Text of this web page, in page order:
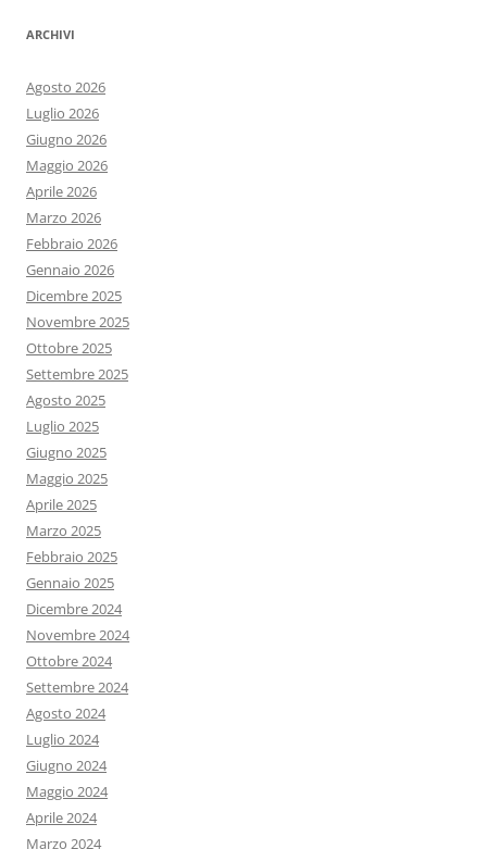
ARCHIVI
Agosto 2026
Luglio 2026
Giugno 2026
Maggio 2026
Aprile 2026
Marzo 2026
Febbraio 2026
Gennaio 2026
Dicembre 2025
Novembre 2025
Ottobre 2025
Settembre 2025
Agosto 2025
Luglio 2025
Giugno 2025
Maggio 2025
Aprile 2025
Marzo 2025
Febbraio 2025
Gennaio 2025
Dicembre 2024
Novembre 2024
Ottobre 2024
Settembre 2024
Agosto 2024
Luglio 2024
Giugno 2024
Maggio 2024
Aprile 2024
Marzo 2024